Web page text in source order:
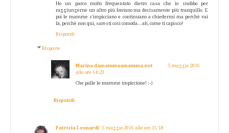
Ho un parco molto frequentato dietro casa che io snobbo per
raggiungerne un altro più lontano ma decisamente più tranquillo. E
poi le mamme s'impicciano e continuano a chiedermi ma perchè vai
là, perchè non qui, saresti così comoda...ah, come ti capisco!
Rispondi
Risposte
Marina damammaamamma.net
5 maggio 2016
alle ore 14:23
Che palle le mamme impiccione! :-)
Rispondi
Patrizia Leonardi 5 maggio 2016 alle ore 15:18